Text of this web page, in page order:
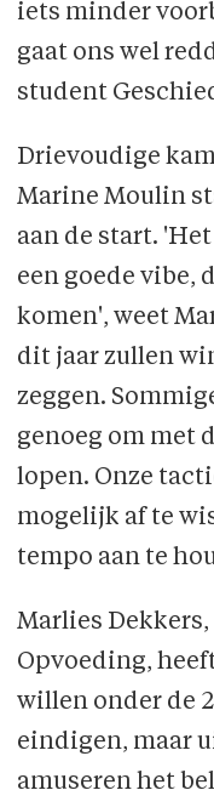
iets minder
gaat ons wel
student
Drievoudige
Marine Moulin
aan de start.
een goede vibe,
komen', weet
dit jaar zullen
zeggen.
genoeg om met
lopen. Onze
mogelijk af te
tempo aan te
Marlies
Opvoeding,
willen onder de
eindigen, maar
amuseren het